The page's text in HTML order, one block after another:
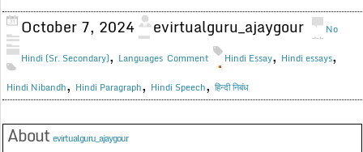
October 7, 2024 evirtualguru_ajaygour
Hindi (Sr. Secondary), Languages
No
Comment
Hindi Essay, Hindi essays,
Hindi Nibandh, Hindi Paragraph, Hindi Speech,हिन्दी निबंध
Aboutevirtualguru_ajaygour